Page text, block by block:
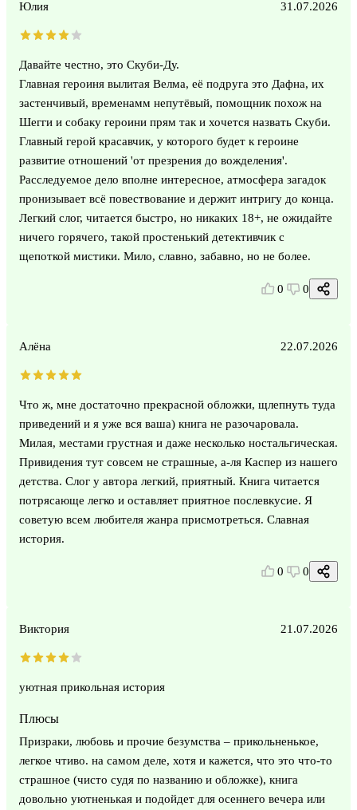
Юлия 31.07.2026
Давайте честно, это Скуби-Ду.
Главная героиня вылитая Велма, её подруга это Дафна, их
застенчивый, временамм непутёвый, помощник похож на
Шегги и собаку героини прям так и хочется назвать Скуби.
Главный герой красавчик, у которого будет к героине
развитие отношений 'от презрения до вожделения'.
Расследуемое дело вполне интересное, атмосфера загадок
пронизывает всё повествование и держит интригу до конца.
Легкий слог, читается быстро, но никаких 18+, не ожидайте
ничего горячего, такой простенький детективчик с
щепоткой мистики. Мило, славно, забавно, но не более.
0 0
Алёна 22.07.2026
Что ж, мне достаточно прекрасной обложки, щлепнуть туда
приведений и я уже вся ваша) книга не разочаровала.
Милая, местами грустная и даже несколько ностальгическая.
Привидения тут совсем не страшные, а-ля Каспер из нашего
детства. Слог у автора легкий, приятный. Книга читается
потрясающе легко и оставляет приятное послевкусие. Я
советую всем любителя жанра присмотреться. Славная
история.
0 0
Виктория 21.07.2026
уютная прикольная история
Плюсы
Призраки, любовь и прочие безумства – прикольненькое,
легкое чтиво. на самом деле, хотя и кажется, что это что-то
страшное (чисто судя по названию и обложке), книга
довольно уютненькая и подойдет для осеннего вечера или